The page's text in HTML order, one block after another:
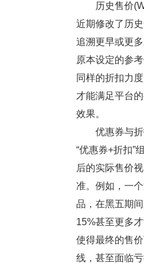
历史售价
近期修改了历
追溯更早或更
原本设定的参
同样的折扣力
才能满足平台
效果。
优惠券与折
“优惠券+折扣”
后的实际售价
准。例如，一
品，在黑五期
15%甚至更多
使得最终的售
线，甚至面临亏